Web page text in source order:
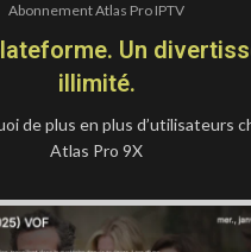
Abonnement Atlas Pro IPTV
Un
illimité.
de plus en plus d’utilisateurs
Atlas Pro 9X